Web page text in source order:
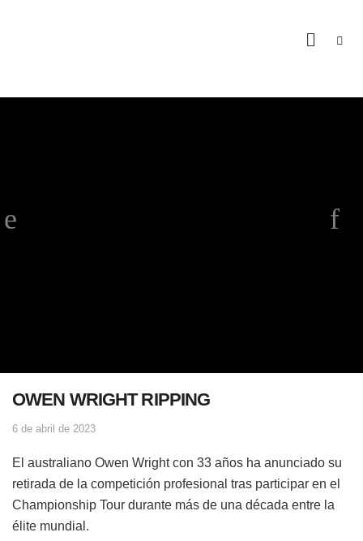
OWEN WRIGHT RIPPING
6 de abril de 2023
El australiano Owen Wright con 33 años ha anunciado su
retirada de la competición profesional tras participar en el
Championship Tour durante más de una década entre la
élite mundial.